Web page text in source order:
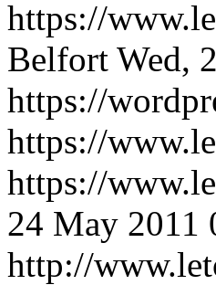
https://
Belfort Wed,
https://
https://
https://
24 May 2011
http://